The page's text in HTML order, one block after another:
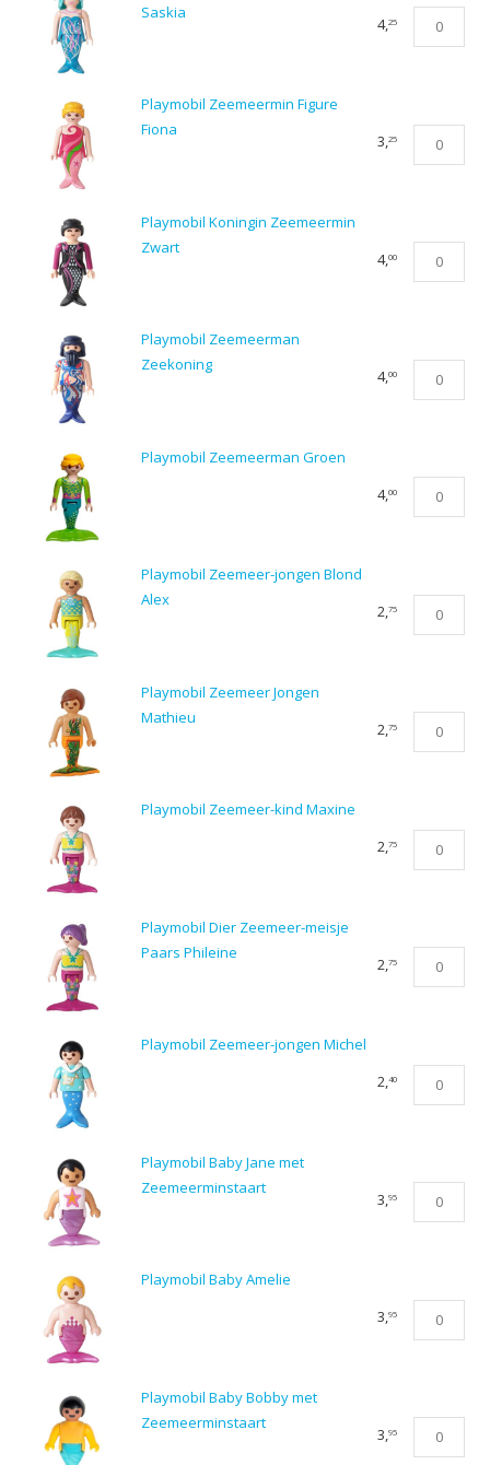
Playmobil
Saskia
4,25
Playmobil
Playmobil Zeemeermin Figure
Fiona
3,25
Playmobil
Koningin
Playmobil Koningin Zeemeermin
Zwart
4,00
Playmobil
Playmobil Zeemeerman
Zeekoning
4,00
Playmobil
Playmobil Zeemeerman Groen
4,00
Playmobil
Zeemeer-
aantal
Playmobil Zeemeer-jongen Blond
Alex
2,75
Playmobil
Zeemeer
Playmobil Zeemeer Jongen
Mathieu
2,75
Playmobil
Zeemeer-
Playmobil Zeemeer-kind Maxine
2,75
Playmobil
Dier
Phileine
aantal
Playmobil Dier Zeemeer-meisje
Paars Phileine
2,75
Playmobil
Zeemeer-
Playmobil Zeemeer-jongen Michel
2,40
Playmobil
Baby
aantal
Playmobil Baby Jane met
Zeemeerminstaart
3,95
Playmobil
Baby
Playmobil Baby Amelie
3,95
Playmobil
Baby
Playmobil Baby Bobby met
Zeemeerminstaart
3,95